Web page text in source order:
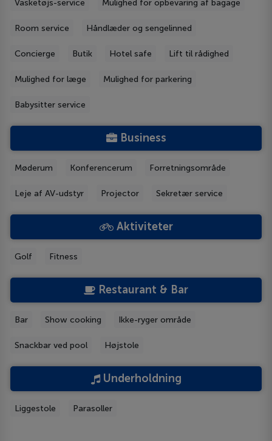
Vasketøjs-service Mulighed for opbevaring af bagage
Room service Håndlæder og sengelinned
Concierge Butik Hotel safe Lift til rådighed
Mulighed for læge Mulighed for parkering
Babysitter service
Business
Møderum Konferencerum Forretningsområde
Leje af AV-udstyr Projector Sekretær service
Aktiviteter
Golf Fitness
Restaurant & Bar
Bar Show cooking Ikke-ryger område
Snackbar ved pool Højstole
Underholdning
Liggestole Parasoller